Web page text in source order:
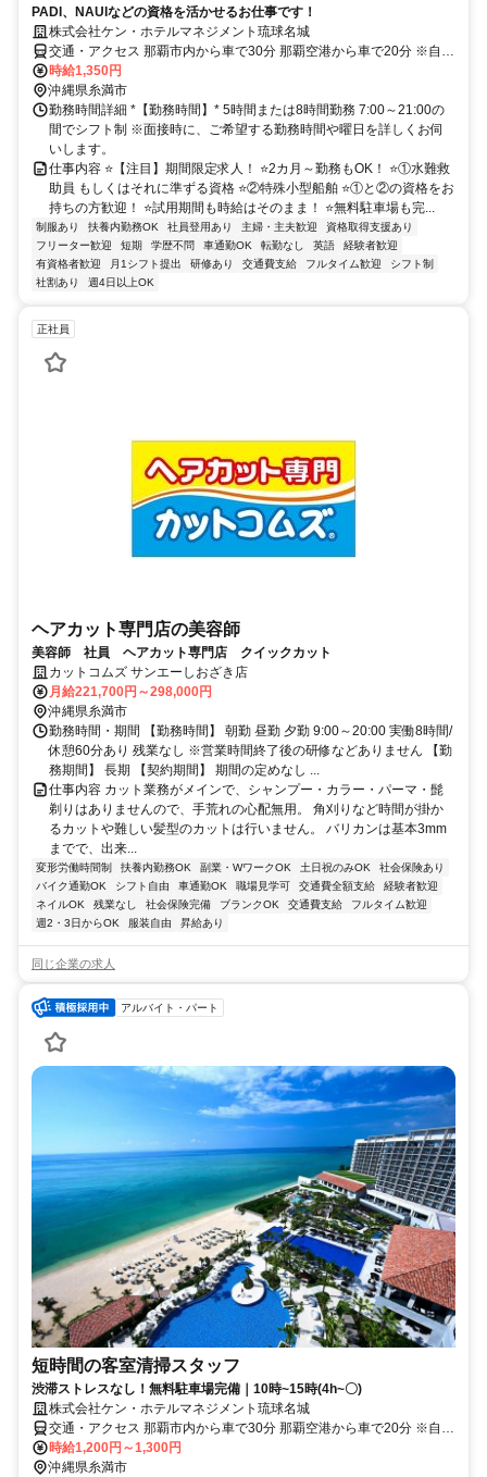
PADI、NAUIなどの資格を活かせるお仕事です！
株式会社ケン・ホテルマネジメント琉球名城
交通・アクセス 那覇市内から車で30分 那覇空港から車で20分 ※自動
車・バイク通勤可
時給1,350円
沖縄県糸満市
勤務時間詳細 *【勤務時間】* 5時間または8時間勤務 7:00～21:00の
間でシフト制 ※面接時に、ご希望する勤務時間や曜日を詳しくお伺
いします。
仕事内容 ⭐【注目】期間限定求人！ ⭐2カ月～勤務もOK！ ⭐①水難救
助員 もしくはそれに準ずる資格 ⭐②特殊小型船舶 ⭐①と②の資格をお
持ちの方歓迎！ ⭐試用期間も時給はそのまま！ ⭐無料駐車場も完...
制服あり 扶養内勤務OK 社員登用あり 主婦・主夫歓迎
資格取得支援あり
フリーター歓迎
短期 学歴不問 車通勤OK 転勤なし 英語
経験者歓迎
有資格者歓迎
月1シフト提出 研修あり 交通費支給 フルタイム歓迎
シフト制
社割あり
週4日以上OK
正社員
ヘアカット専門店の美容師
美容師 社員 ヘアカット専門店 クイックカット
カットコムズ サンエーしおざき店
月給221,700円～298,000円
沖縄県糸満市
勤務時間・期間 【勤務時間】 朝勤 昼勤 夕勤 9:00～20:00 実働8時間/
休憩60分あり 残業なし ※営業時間終了後の研修などありません 【勤
務期間】 長期 【契約期間】 期間の定めなし ...
仕事内容 カット業務がメインで、シャンプー・カラー・パーマ・髭
剃りはありませんので、手荒れの心配無用。 角刈りなど時間が掛か
るカットや難しい髪型のカットは行いません。 バリカンは基本3mm
までで、出来...
変形労働時間制 扶養内勤務OK 副業・WワークOK 土日祝のみOK
社会保険あり
バイク通勤OK
シフト自由 車通勤OK 職場見学可 交通費全額支給
経験者歓迎
ネイルOK
残業なし 社会保険完備 ブランクOK 交通費支給
フルタイム歓迎
週2・3日からOK
服装自由 昇給あり
同じ企業の求人
アルバイト・パート
短時間の客室清掃スタッフ
渋滞ストレスなし！無料駐車場完備｜10時~15時(4h~〇)
株式会社ケン・ホテルマネジメント琉球名城
交通・アクセス 那覇市内から車で30分 那覇空港から車で20分 ※自動
車・バイク通勤可
時給1,200円～1,300円
沖縄県糸満市